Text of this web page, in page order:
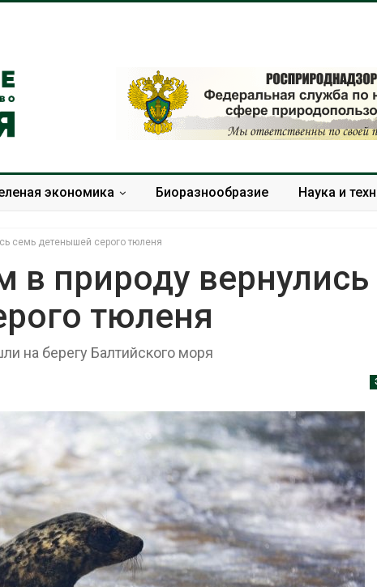
экономика Биоразнообразие Наука и
семь детенышей серого тюленя
в природу вернулись
тюленя
на берегу Балтийского моря
Минприроды утвердило
единую систему
нагрузки на Байкал
исчезновения крокодилы
всё чаще нападают на
жителей Малайзии
2026
В России изменили
правила защиты от
паводков,
лесоустройства,
и регистрации пестицидов
2026
В Кении
проверяют по
терроризме
Авг 5, 2026
Суд запретил
использовать
крокодилов
Авг 5, 2026
Органические